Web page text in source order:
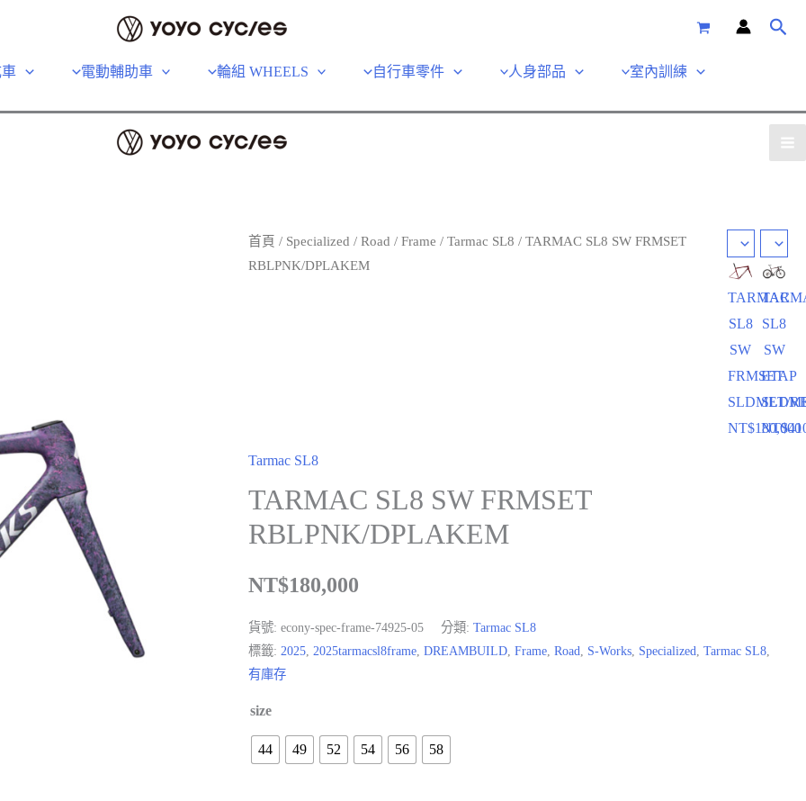
電動輔助車 輪組 WHEELS 自行車零件 人身部品 室內訓練
TARMAC
SL8
SW
FRMSET
SLDMET/
NT$180,000
SL8
SW
ETAP
NT$
首頁 / Specialized /Road /Frame /Tarmac SL8 / TARMAC SL8 SW FRMSET
RBLPNK/DPLAKEM
Tarmac SL8
TARMAC SL8 SW FRMSET
RBLPNK/DPLAKEM
NT$180,000
貨號:econy-spec-frame-74925-05 分類:Tarmac SL8
標籤:2025,2025tarmacsl8frame,DREAMBUILD,Frame,Road, S-Works, Specialized,Tarmac SL8,
有庫存
size
44 49 52 54 56 58